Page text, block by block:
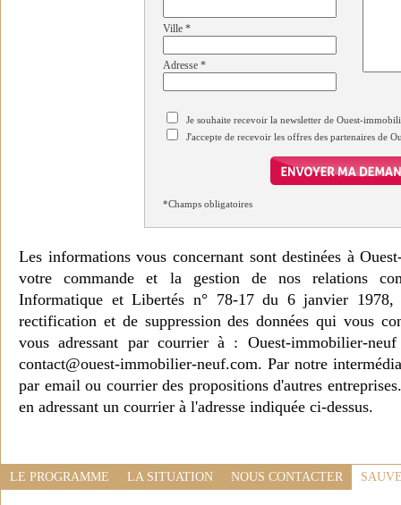
Ville *
Adresse *
Je souhaite recevoir la newsletter de Ouest-
J'accepte de recevoir les offres des partenaires de
*Champs obligatoires
Les informations vous concernant sont destinées à
votre commande et la gestion de nos relations
Informatique et Libertés n° 78-17 du 6 janvier 1978,
rectification et de suppression des données qui vous
vous adressant par courrier à : Ouest-immobilier-
contact@ouest-immobilier-neuf.com. Par notre
par email ou courrier des propositions d'autres
en adressant un courrier à l'adresse indiquée ci-dessus.
LE PROGRAMME LA SITUATION NOUS CONTACTER